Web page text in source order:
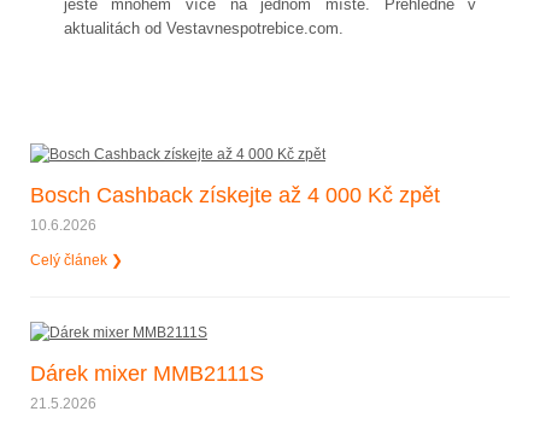
ještě mnohem více na jednom místě. Přehledně v
aktualitách od Vestavnespotrebice.com.
Bosch Cashback získejte až 4 000 Kč zpět
10.6.2026
Celý článek ❯
Dárek mixer MMB2111S
21.5.2026